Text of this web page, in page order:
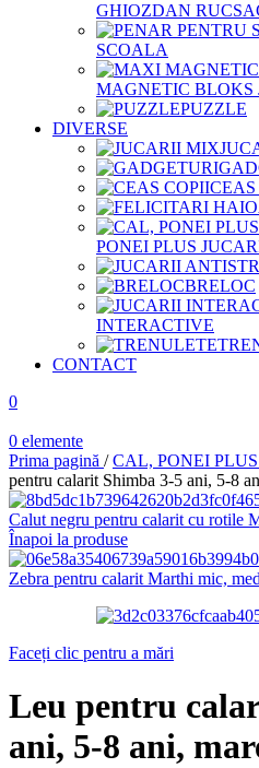
GHIOZDAN
SCOALA
MAGNETIC BLOKS
PUZZLE
DIVERSE
PONEI PLUS
BRELOC
INTERACTIVE
CONTACT
0
0 elemente
Prima pagină / CAL, PONEI
pentru calarit Shimba 3-5 ani, 5-8
Calut negru pentru calarit cu rotile
Înapoi la produse
Zebra pentru calarit Marthi mic,
Faceți clic pentru a mări
Leu pentru
ani, 5-8 ani,